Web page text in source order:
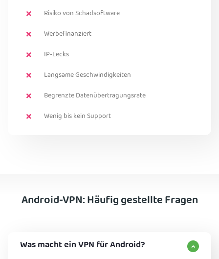
Risiko von Schadsoftware
Werbefinanziert
IP-Lecks
Langsame Geschwindigkeiten
Begrenzte Datenübertragungsrate
Wenig bis kein Support
Android-VPN: Häufig gestellte Fragen
Was macht ein VPN für Android?